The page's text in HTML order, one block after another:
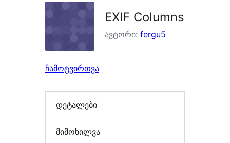
EXIF Columns
ავტორი: fergu5
ჩამოტვირთვა
დეტალები
მიმოხილვა